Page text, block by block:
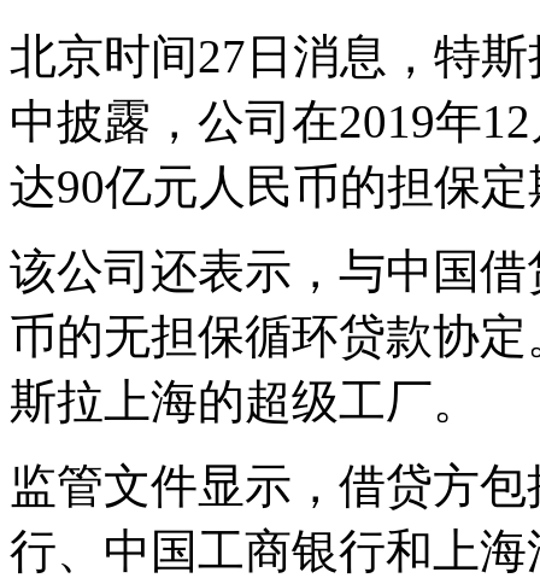
北京时间27日消息，特
中披露，公司在2019年
达90亿元人民币的担保
该公司还表示，与中国
币的无担保循环贷款协
斯拉上海的超级工厂。
监管文件显示，借贷方
行、中国工商银行和上